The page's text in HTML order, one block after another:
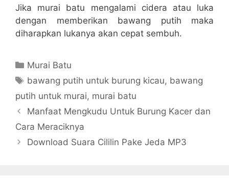
Jika murai batu mengalami cidera atau luka
dengan memberikan bawang putih maka
diharapkan lukanya akan cepat sembuh.
Categories
Murai Batu
Tags
bawang putih untuk burung kicau, bawang
putih untuk murai, murai batu
Manfaat Mengkudu Untuk Burung Kacer dan
Cara Meraciknya
Download Suara Cililin Pake Jeda MP3